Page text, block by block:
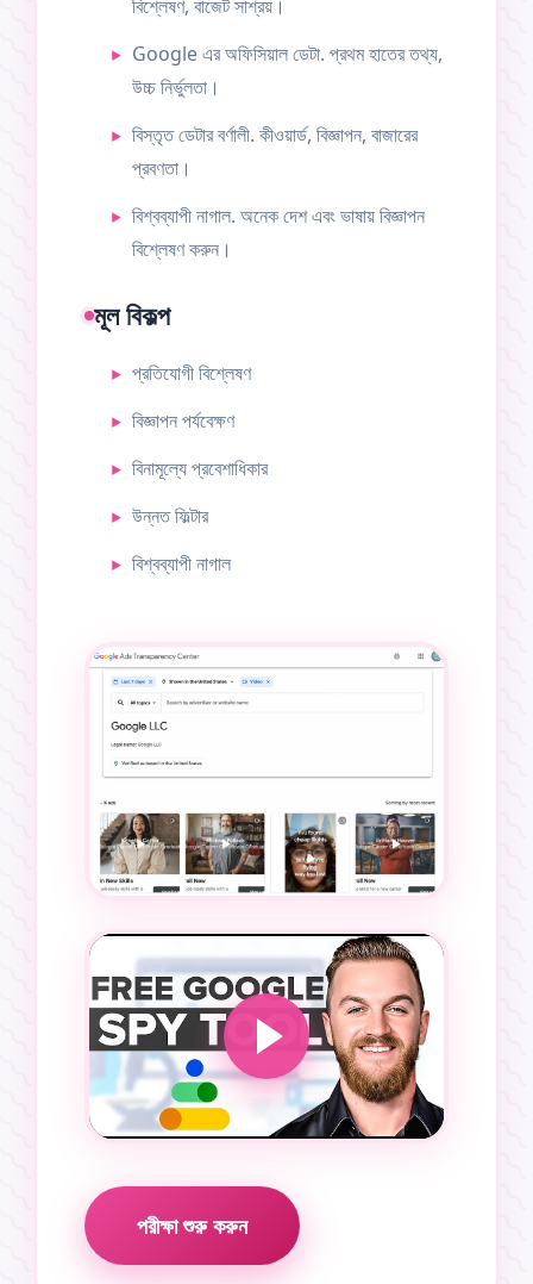
বিশ্লেষণ, বাজেট সাশ্রয়।
Google এর অফিসিয়াল ডেটা. প্রথম হাতের তথ্য,
উচ্চ নির্ভুলতা।
বিস্তৃত ডেটার বর্ণালী. কীওয়ার্ড, বিজ্ঞাপন, বাজারের
প্রবণতা।
বিশ্বব্যাপী নাগাল. অনেক দেশ এবং ভাষায় বিজ্ঞাপন
বিশ্লেষণ করুন।
মূল বিকল্প
প্রতিযোগী বিশ্লেষণ
বিজ্ঞাপন পর্যবেক্ষণ
বিনামূল্যে প্রবেশাধিকার
উন্নত ফিল্টার
বিশ্বব্যাপী নাগাল
পরীক্ষা শুরু করুন